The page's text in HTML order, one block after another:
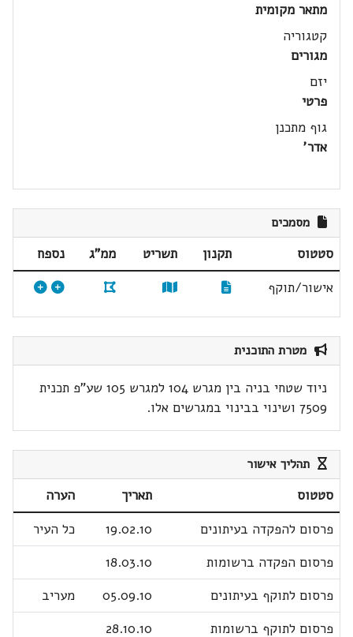
מתאר מקומית
קטגוריה
מגורים
יזם
פרטי
גוף מתכנן
אדר'
מסמכים
סטטוס תקנון תשריט ממ"ג
נספח
אישור/תוקף
מטרת התוכנית
ניוד שטחי בניה בין מגרש 104 למגרש 105 שע"פ תכנית
7509 ושינוי בבינוי במגרשים אלו.
תהליך אישור
סטטוס תאריך
הערה
פרסום להפקדה בעיתונים
19.02.10
כל העיר
פרסום הפקדה ברשומות
18.03.10
פרסום לתוקף בעיתונים
05.09.10
מעריב
פרסום לתוקף ברשומות
28.10.10